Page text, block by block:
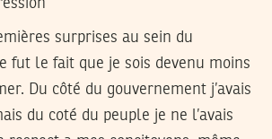
surprises au sein du
fut le fait que je sois devenu moins
Du côté du gouvernement j’avais
du coté du peuple je ne l’avais